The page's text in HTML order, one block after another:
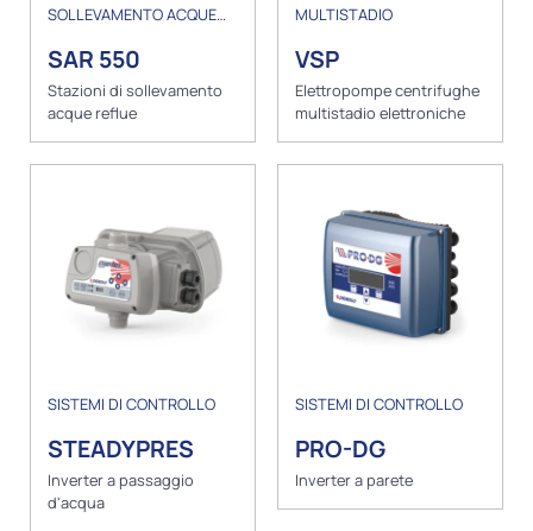
SOLLEVAMENTO ACQUE
SAR 550
Stazioni di sollevamento
acque reflue
MULTISTADIO
VSP
Elettropompe centrifughe
multistadio elettroniche
SISTEMI DI CONTROLLO
STEADYPRES
Inverter a passaggio
d'acqua
SISTEMI DI CONTROLLO
PRO-DG
Inverter a parete